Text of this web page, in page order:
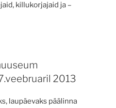
killukorjajaid ja –
2013
laupäevaks päälinna